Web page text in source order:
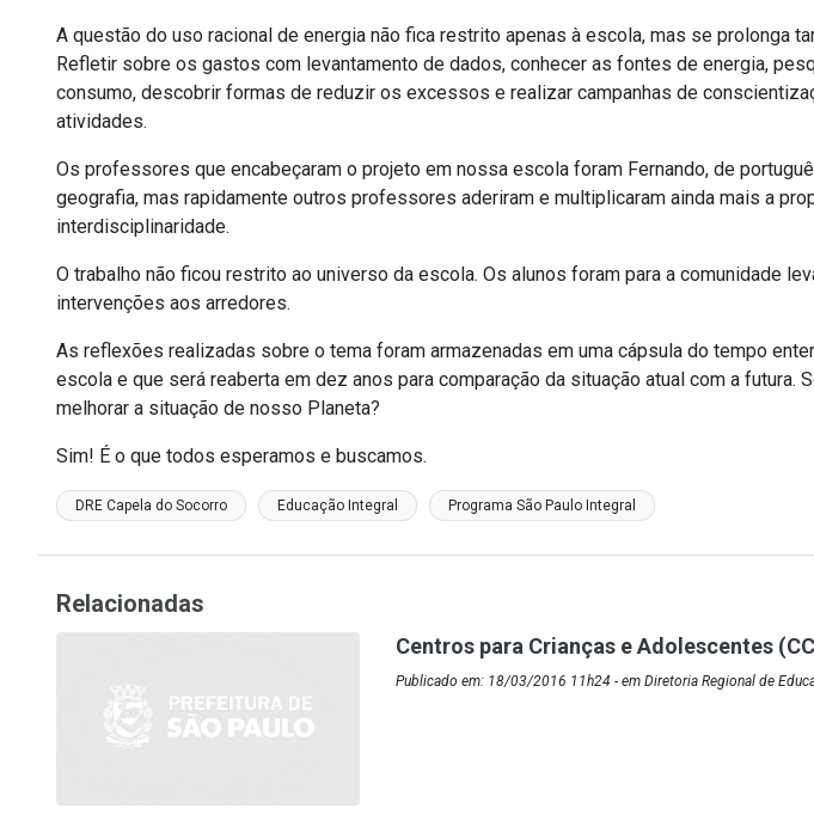
A questão do uso racional de energia não fica restrito apenas à escola, mas se prolonga
Refletir sobre os gastos com levantamento de dados, conhecer as fontes de energia,
consumo, descobrir formas de reduzir os excessos e realizar campanhas de
atividades.
Os professores que encabeçaram o projeto em nossa escola foram Fernando, de
geografia, mas rapidamente outros professores aderiram e multiplicaram ainda mais a
interdisciplinaridade.
O trabalho não ficou restrito ao universo da escola. Os alunos foram para a comunidade
intervenções aos arredores.
As reflexões realizadas sobre o tema foram armazenadas em uma cápsula do tempo
escola e que será reaberta em dez anos para comparação da situação atual com a futura.
melhorar a situação de nosso Planeta?
Sim! É o que todos esperamos e buscamos.
DRE Capela do Socorro Educação Integral Programa São Paulo Integral
Relacionadas
Centros para Crianças e Adolescentes
Publicado em: 18/03/2016 11h24 - em Diretoria Regional de